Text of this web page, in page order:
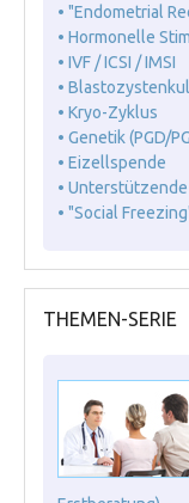
• "Endometrial
• Hormonelle
• IVF / ICSI / IMSI
•
• Kryo-Zyklus
• Genetik (PGD/
• Eizellspende
•
• "Social
THEMEN-SERIE